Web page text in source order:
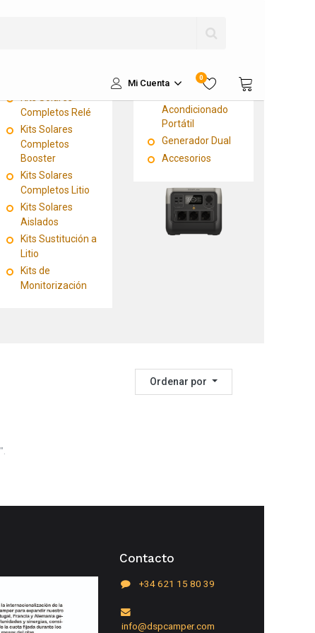
Mi Cuenta
0
Completos Relé
Kits Solares
Completos
Booster
Kits Solares
Completos Litio
Kits Solares
Aislados
Kits Sustitución a
Litio
Kits de
Monitorización
Glacier
Acondicionado
Portátil
Generador Dual
Accesorios
Ordenar por
".
Contacto
+34 621 15 80 39
info@dspcamper.com